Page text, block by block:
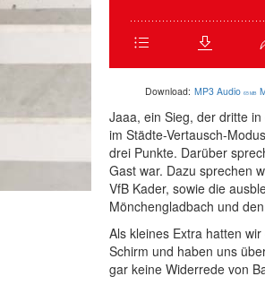
Download: MP3 Audio 65 MB
Jaaa, ein Sieg, der dritte
im Städte-Vertausch-
drei Punkte. Darüber
Gast war. Dazu sprechen
VfB Kader, sowie die
Mönchengladbach und
Als kleines Extra hatten
Schirm und haben uns
gar keine Widerrede von